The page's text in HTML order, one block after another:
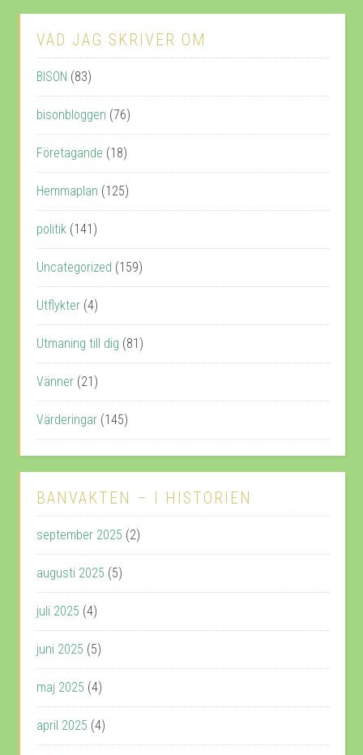
VAD JAG SKRIVER OM
BISON (83)
bisonbloggen (76)
Företagande (18)
Hemmaplan (125)
politik (141)
Uncategorized (159)
Utflykter (4)
Utmaning till dig (81)
Vänner (21)
Värderingar (145)
BANVAKTEN – I HISTORIEN
september 2025 (2)
augusti 2025 (5)
juli 2025 (4)
juni 2025 (5)
maj 2025 (4)
april 2025 (4)